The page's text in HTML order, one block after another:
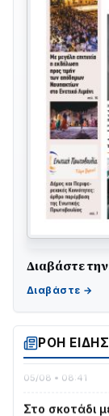
Διαβάστε
ΡΟΗ
Παράδοση,
08/08 • 12:01
ΤΟ ΠΑΡΤΥ
05/08 • 08:41
04/08 • 19:47